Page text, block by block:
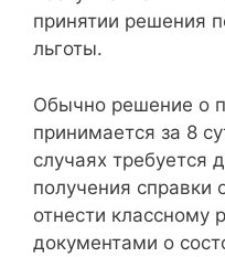
принятии решения
льготы.
Обычно решение о
принимается за 8
случаях требуется
получения справки
отнести классному
документами о